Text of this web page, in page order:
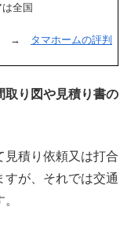
全国
ら → タマホームの評判
取り図や見積り書の
見積り依頼又は打合
が、それでは交通